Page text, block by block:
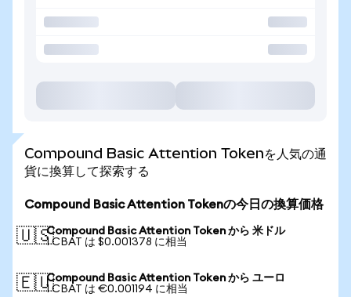
Compound Basic Attention Tokenを人気の通
貨に換算して探索する
Compound Basic Attention Tokenの今日の換算価格
🇺🇸Compound Basic Attention Token から 米ドル
1 CBAT は $0.001378 に相当
🇪🇺Compound Basic Attention Token から ユーロ
1 CBAT は €0.001194 に相当